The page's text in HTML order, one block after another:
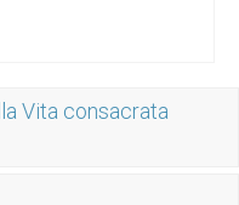
Vita consacrata